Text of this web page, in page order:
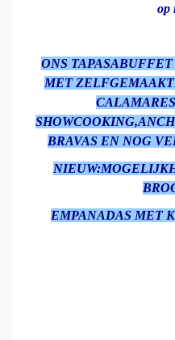
op
ONS
MET
BRAVAS EN NOG
EMPANADAS MET